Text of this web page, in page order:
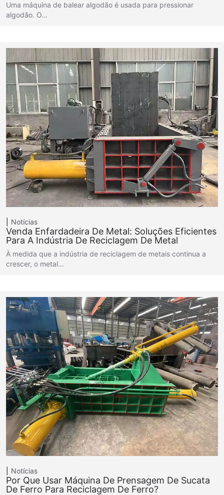
Uma máquina de balear algodão é usada para pressionar
algodão. O…
Notícias
Venda Enfardadeira De Metal: Soluções Eficientes
Para A Indústria De Reciclagem De Metal
À medida que a indústria de reciclagem de metais continua a
crescer, o metal…
Notícias
Por Que Usar Máquina De Prensagem De Sucata
De Ferro Para Reciclagem De Ferro?